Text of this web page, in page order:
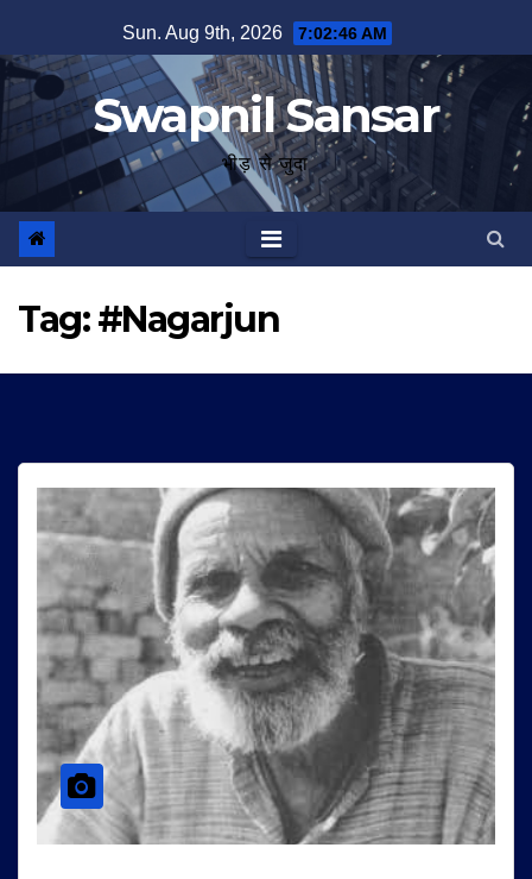
to
content
Sun. Aug 9th, 2026 7:02:47 AM
Swapnil Sansar
भीड़ से जुदा
Tag:#Nagarjun